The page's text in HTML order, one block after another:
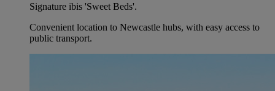
Signature ibis 'Sweet Beds'.
Convenient location to Newcastle hubs, with easy access to
public transport.